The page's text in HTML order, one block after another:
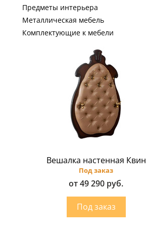
Предметы интерьера
Металлическая мебель
Комплектующие к мебели
Вешалка настенная Квин
Под заказ
от 49 290 руб.